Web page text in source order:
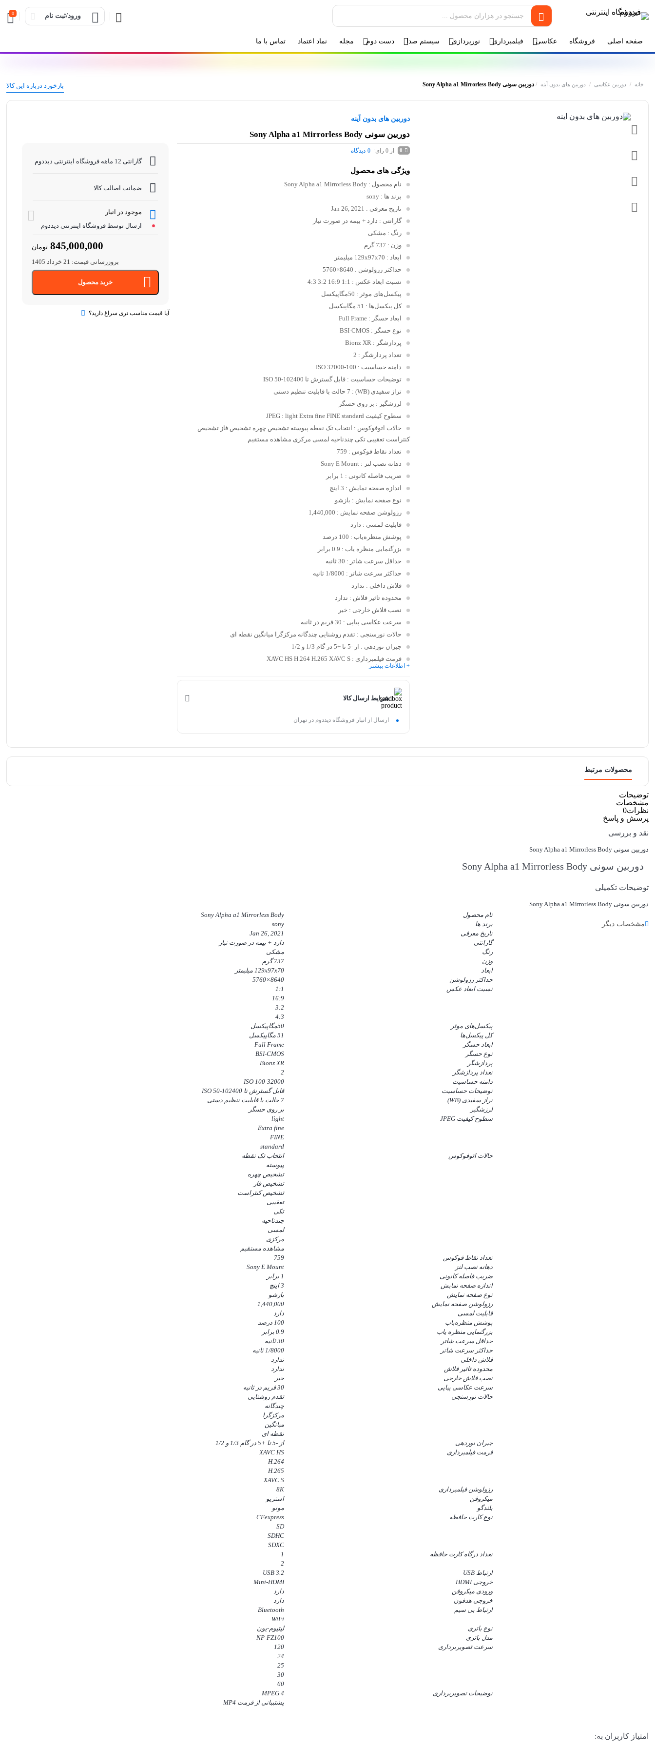
ورود/ثبت نام 0
صفحه اصلی فروشگاه عکاسی فیلمبرداری نورپردازی سیستم صدا دست دوم مجله نماد اعتماد تماس با ما
بازخورد درباره این کالا خانه / دوربین عکاسی / دوربین های بدون آینه /دوربین سونی Sony Alpha a1 Mirrorless Body
دوربین های بدون آینه
دوربین سونی Sony Alpha a1 Mirrorless Body
0 از 0 رای 0 دیدگاه
ویژگی های محصول
نام محصول : Sony Alpha a1 Mirrorless Body
برند ها : sony
تاریخ معرفی : Jan 26, 2021
گارانتی : دارد + بیمه در صورت نیاز
رنگ : مشکی
وزن : 737 گرم
ابعاد : 129x97x70 میلیمتر
حداکثر رزولوشن : 8640×5760
نسبت ابعاد عکس : 1:1 16:9 3:2 4:3
پیکسل‌های موثر : 50مگاپیکسل
کل پیکسل‌ها : 51 مگاپیکسل
ابعاد حسگر : Full Frame
نوع حسگر : BSI-CMOS
پردازشگر : Bionz XR
تعداد پردازشگر : 2
دامنه حساسیت : 100-32000 ISO
توضیحات حساسیت : قابل گسترش تا ISO 50-102400
تراز سفیدی (WB)
: 7 حالت با قابلیت تنظیم دستی
لرزشگیر : بر روی حسگر
سطوح کیفیت JPEG : light Extra fine FINE standard
حالات اتوفوکوس : انتخاب تک نقطه پیوسته تشخیص چهره تشخیص فاز تشخیص
کنتراست تعقیبی تکی چندناحیه لمسی مرکزی مشاهده مستقیم
تعداد نقاط فوکوس : 759
دهانه نصب لنز : Sony E Mount
ضریب فاصله کانونی : 1 برابر
اندازه صفحه نمایش : 3 اینچ
نوع صفحه نمایش : بازشو
رزولوشن صفحه نمایش : 1,440,000
قابلیت لمسی : دارد
پوشش منظره‌یاب : 100 درصد
بزرگنمایی منظره یاب : 0.9 برابر
حداقل سرعت شاتر : 30 ثانیه
حداکثر سرعت شاتر : 1/8000 ثانیه
فلاش داخلی : ندارد
محدوده تاثیر فلاش : ندارد
نصب فلاش خارجی : خیر
سرعت عکاسی پیاپی : 30 فریم در ثانیه
حالات نورسنجی : تقدم روشنایی چندگانه مرکزگرا میانگین نقطه ای
جبران نوردهی : از -5 تا +5 در گام 1/3 و 1/2
فرمت فیلمبرداری : XAVC HS H.264 H.265 XAVC S
+ اطلاعات بیشتر
شرایط ارسال کالا
ارسال از انبار فروشگاه دیددوم در تهران
گارانتی 12 ماهه فروشگاه اینترنتی دیددوم
ضمانت اصالت کالا
موجود در انبار
ارسال توسط فروشگاه اینترنتی دیددوم
845,000,000 تومان
بروزرسانی قیمت: 21 خرداد 1405
خرید محصول
آیا قیمت مناسب تری سراغ دارید؟
محصولات مرتبط
توضیحات
مشخصات
نظرات0
پرسش و پاسخ
نقد و بررسی
دوربین سونی Sony Alpha a1 Mirrorless Body
دوربین سونی Sony Alpha a1 Mirrorless Body
توضیحات تکمیلی
دوربین سونی Sony Alpha a1 Mirrorless Body
مشخصات دیگر
نام محصول
Sony Alpha a1 Mirrorless Body
برند ها
sony
تاریخ معرفی
Jan 26, 2021
گارانتی
دارد + بیمه در صورت نیاز
رنگ
مشکی
وزن
737 گرم
ابعاد
129x97x70 میلیمتر
حداکثر رزولوشن
8640×5760
نسبت ابعاد عکس
1:1
16:9
3:2
4:3
پیکسل‌های موثر
50مگاپیکسل
کل پیکسل‌ها
51 مگاپیکسل
ابعاد حسگر
Full Frame
نوع حسگر
BSI-CMOS
پردازشگر
Bionz XR
تعداد پردازشگر
2
دامنه حساسیت
100-32000 ISO
توضیحات حساسیت
قابل گسترش تا ISO 50-102400
تراز سفیدی (WB)
7 حالت با قابلیت تنظیم دستی
لرزشگیر
بر روی حسگر
سطوح کیفیت JPEG
light
Extra fine
FINE
standard
حالات اتوفوکوس
انتخاب تک نقطه
پیوسته
تشخیص چهره
تشخیص فاز
تشخیص کنتراست
تعقیبی
تکی
چندناحیه
لمسی
مرکزی
مشاهده مستقیم
تعداد نقاط فوکوس
759
دهانه نصب لنز
Sony E Mount
ضریب فاصله کانونی
1 برابر
اندازه صفحه نمایش
3 اینچ
نوع صفحه نمایش
بازشو
رزولوشن صفحه نمایش
1,440,000
قابلیت لمسی
دارد
پوشش منظره‌یاب
100 درصد
بزرگنمایی منظره یاب
0.9 برابر
حداقل سرعت شاتر
30 ثانیه
حداکثر سرعت شاتر
1/8000 ثانیه
فلاش داخلی
ندارد
محدوده تاثیر فلاش
ندارد
نصب فلاش خارجی
خیر
سرعت عکاسی پیاپی
30 فریم در ثانیه
حالات نورسنجی
تقدم روشنایی
چندگانه
مرکزگرا
میانگین
نقطه ای
جبران نوردهی
از -5 تا +5 در گام 1/3 و 1/2
فرمت فیلمبرداری
XAVC HS
H.264
H.265
XAVC S
رزولوشن فیلمبرداری
8K
میکروفن
استریو
بلندگو
مونو
نوع کارت حافظه
CFexpress
SD
SDHC
SDXC
تعداد درگاه کارت حافظه
1
2
ارتباط USB
3.2 USB
خروجی HDMI
Mini-HDMI
ورودی میکروفن
دارد
خروجی هدفون
دارد
ارتباط بی سیم
Bluetooth
WiFi
نوع باتری
لیتیوم-یون
مدل باتری
NP-FZ100
سرعت تصویربرداری
120
24
25
30
60
توضیحات تصویربرداری
MPEG 4
پشتببانی از فرمت MP4
امتیاز کاربران به: